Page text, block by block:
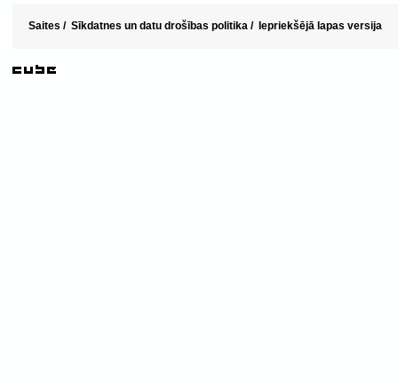
Saites / Sīkdatnes un datu drošības politika / Iepriekšējā lapas versija